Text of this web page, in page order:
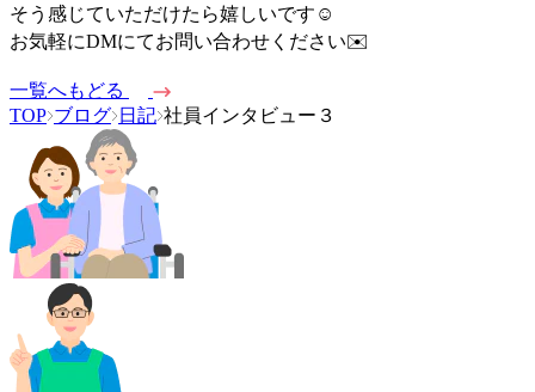
そう感じていただけたら嬉しいです☺️
お気軽にDMにてお問い合わせください✉️
一覧へもどる
TOP ブログ 日記 社員インタビュー３